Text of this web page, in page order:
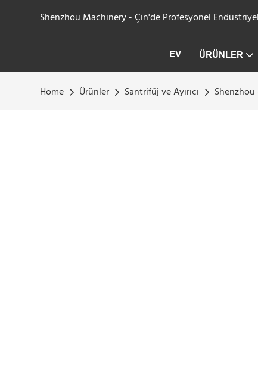
Shenzhou Machinery - Çin'de Profesyonel
EV ÜRÜNLER
Home Ürünler Santrifüj ve Ayırıcı